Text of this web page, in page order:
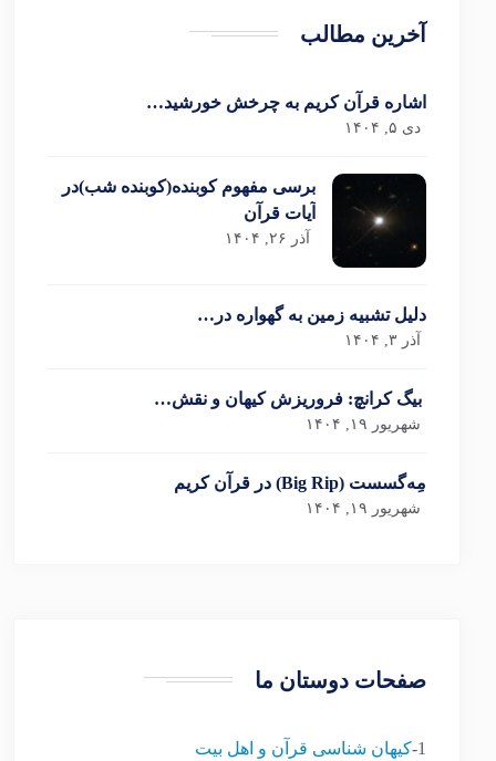
آخرین مطالب
اشاره قرآن کریم به چرخش خورشید…
دی ۵, ۱۴۰۴
برسی مفهوم کوبنده(کوبنده شب)در
آیات قرآن
آذر ۲۶, ۱۴۰۴
دلیل تشبیه زمین به گهواره در…
آذر ۳, ۱۴۰۴
بیگ کرانچ: فروریزش کیهان و نقش…
شهریور ۱۹, ۱۴۰۴
مِه‌گسست (Big Rip) در قرآن کریم
شهریور ۱۹, ۱۴۰۴
صفحات دوستان ما
1- کیهان شناسی قرآن و اهل بیت